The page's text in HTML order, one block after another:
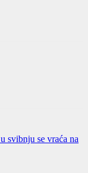
svibnju se vraća na